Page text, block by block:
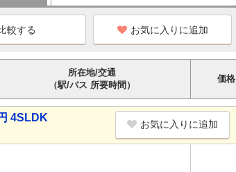
お気に入りに追加
所在地/交通
（駅/バス 所要時間）
価格
4SLDK
お気に入りに追加